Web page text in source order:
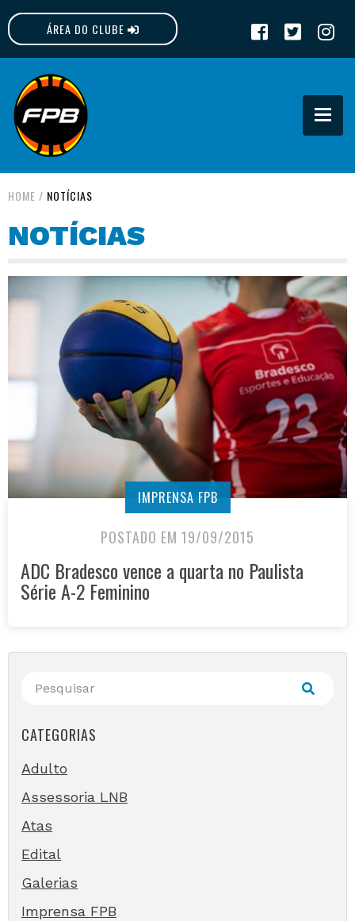
ÁREA DO CLUBE
FPB
HOME / NOTÍCIAS
NOTÍCIAS
IMPRENSA FPB
POSTADO EM 19/09/2015
ADC Bradesco vence a quarta no Paulista
Série A-2 Feminino
CATEGORIAS
Adulto
Assessoria LNB
Atas
Edital
Galerias
Imprensa FPB